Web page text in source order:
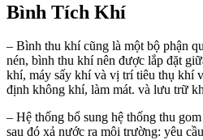
Bình Tích Khí
– Bình thu khí cũng là một bộ phận
nén, bình thu khí nên được lắp đặt
khí, máy sấy khí và vị trí tiêu thụ khí
định không khí, làm mát. và lưu trữ
– Hệ thống bổ sung hệ thống thu
sau đó xả nước ra môi trường: yêu